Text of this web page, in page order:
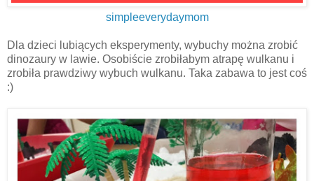
simpleeverydaymom
Dla dzieci lubiących eksperymenty, wybuchy można zrobić
dinozaury w lawie. Osobiście zrobiłabym atrapę wulkanu i
zrobiła prawdziwy wybuch wulkanu. Taka zabawa to jest coś
:)